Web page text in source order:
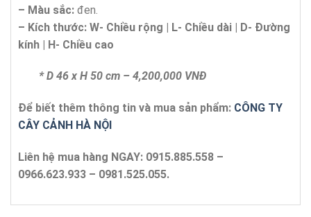
– Màu sắc: đen.
– Kích thước: W- Chiều rộng | L- Chiều dài | D- Đường
kính | H- Chiều cao
* D 46 x H 50 cm – 4,200,000 VNĐ
Để biết thêm thông tin và mua sản phẩm: CÔNG TY
CÂY CẢNH HÀ NỘI
Liên hệ mua hàng NGAY: 0915.885.558 –
0966.623.933 – 0981.525.055.